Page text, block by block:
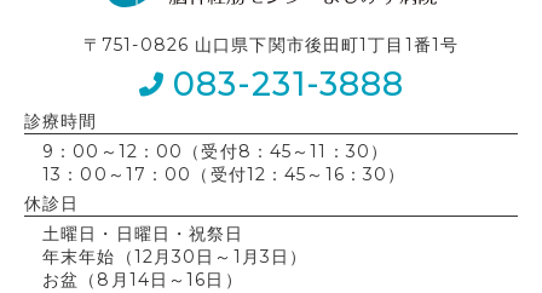
〒751-0826 山口県下関市後田町1丁目1番1号
083-231-3888
診療時間
9：00～12：00（受付8：45～11：30）
13：00～17：00（受付12：45～16：30）
休診日
土曜日・日曜日・祝祭日
年末年始（12月30日～1月3日）
お盆（8月14日～16日）